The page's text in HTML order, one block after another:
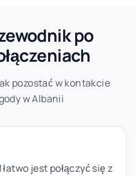
po
pozostać w kontakcie
w Albanii
jest połączyć się z